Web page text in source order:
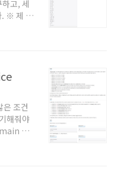
고, 세
. ※ 제 코
하지 않
시는
시는
제에
고 P개
다. 아
개의 중
보자.
조건
해줘야
함
사용